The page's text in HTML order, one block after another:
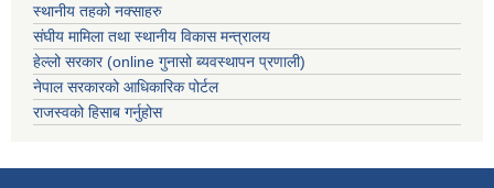
स्थानीय तहको नक्साहरु
संघीय मामिला तथा स्थानीय विकास मन्त्रालय
हेल्लो सरकार (online गुनासो ब्यवस्थापन प्रणाली)
नेपाल सरकारको आधिकारिक पोर्टल
राजस्वको हिसाब गर्नुहोस